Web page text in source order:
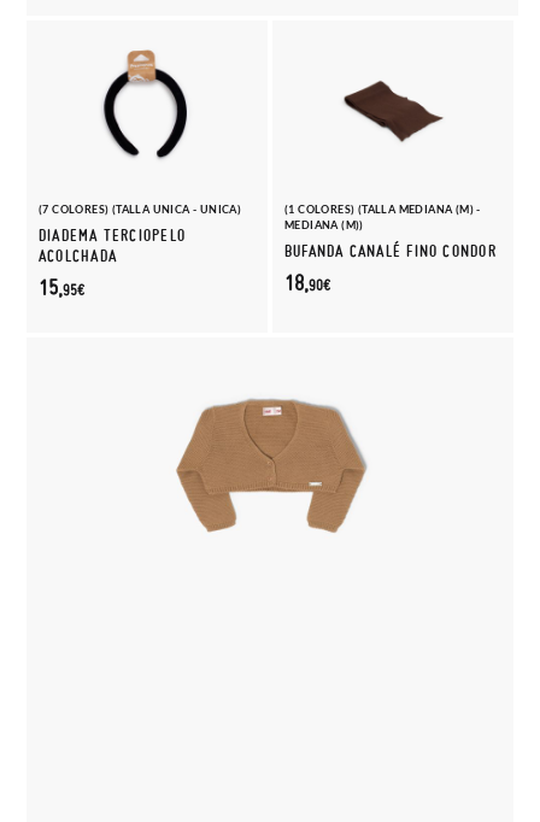
(7 COLORES) (TALLA UNICA - UNICA)
DIADEMA TERCIOPELO
ACOLCHADA
15,95€
(1 COLORES) (TALLA MEDIANA (M) -
MEDIANA (M))
BUFANDA CANALÉ FINO CONDOR
18,90€